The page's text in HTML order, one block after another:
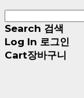
Search 검색
Log In 로그인
Cart장바구니